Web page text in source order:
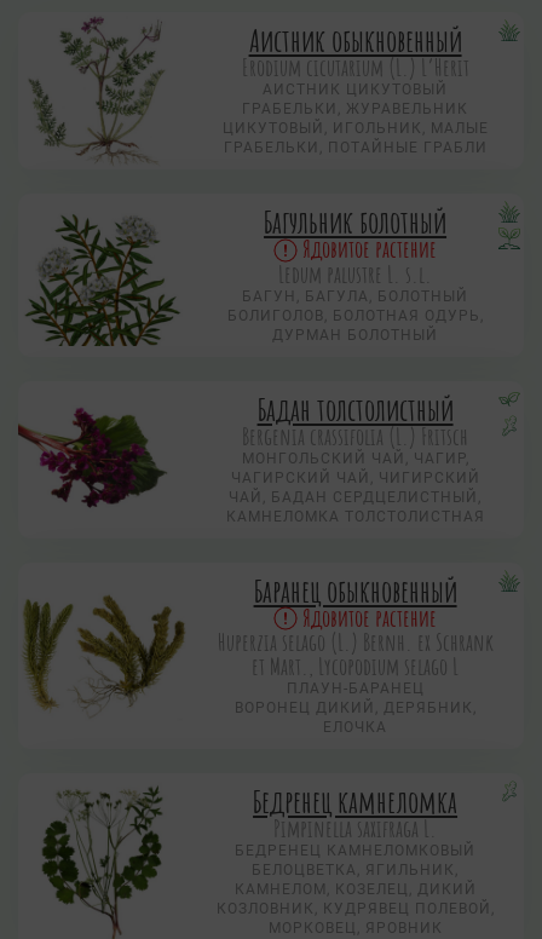
Аистник обыкновенный
Erodium cicutarium (L.) L’Herit
АИСТНИК ЦИКУТОВЫЙ
ГРАБЕЛЬКИ, ЖУРАВЕЛЬНИК
ЦИКУТОВЫЙ, ИГОЛЬНИК, МАЛЫЕ
ГРАБЕЛЬКИ, ПОТАЙНЫЕ ГРАБЛИ
Багульник болотный
Ядовитое растение
Ledum palustre L. s.l.
БАГУН, БАГУЛА, БОЛОТНЫЙ
БОЛИГОЛОВ, БОЛОТНАЯ ОДУРЬ,
ДУРМАН БОЛОТНЫЙ
Бадан толстолистный
Bergenia crassifolia (L.) Fritsch
МОНГОЛЬСКИЙ ЧАЙ, ЧАГИР,
ЧАГИРСКИЙ ЧАЙ, ЧИГИРСКИЙ
ЧАЙ, БАДАН СЕРДЦЕЛИСТНЫЙ,
КАМНЕЛОМКА ТОЛСТОЛИСТНАЯ
Баранец обыкновенный
Ядовитое растение
Huperzia selago (L.) Bernh. ex Schrank
et Mart., Lycopodium selago L
ПЛАУН-БАРАНЕЦ
ВОРОНЕЦ ДИКИЙ, ДЕРЯБНИК,
ЕЛОЧКА
Бедренец камнеломка
Pimpinella saxifraga L.
БЕДРЕНЕЦ КАМНЕЛОМКОВЫЙ
БЕЛОЦВЕТКА, ЯГИЛЬНИК,
КАМНЕЛОМ, КОЗЕЛЕЦ, ДИКИЙ
КОЗЛОВНИК, КУДРЯВЕЦ ПОЛЕВОЙ,
МОРКОВЕЦ, ЯРОВНИК